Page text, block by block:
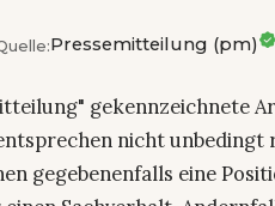
Pressemitteilung (pm)
gekennzeichnete
nicht
gegebenenfalls eine